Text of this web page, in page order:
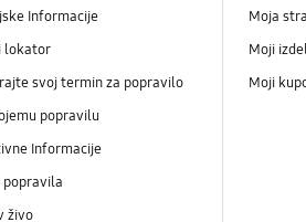
Informacije
lokator
svoj termin za popravilo
popravilu
Informacije
popravila
živo
Moja
Moji
Moji